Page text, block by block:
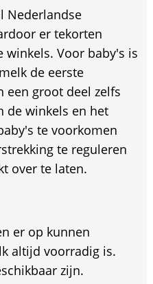
Nederlandse
er tekorten
winkels. Voor baby's is
de eerste
een groot deel zelfs
de winkels en het
te voorkomen
te reguleren
over te laten.
er op kunnen
altijd voorradig is.
zijn.